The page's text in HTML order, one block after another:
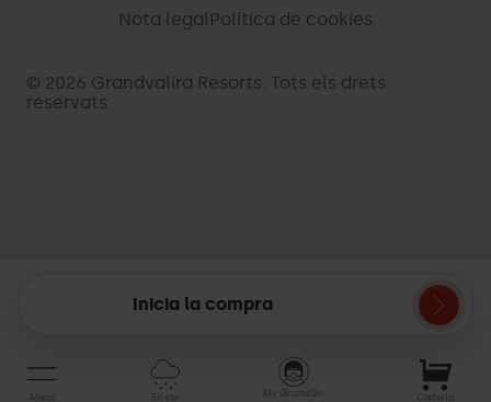
© 2026 Grandvalira Resorts. Tots els drets
reservats
-
palarinsal.com
Política de cookies
Nota legal
Inicia la compra
Menú En viu My GrandSki Cistella